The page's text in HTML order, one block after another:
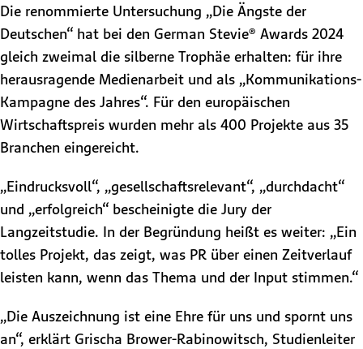
Die renommierte Untersuchung „Die Ängste der
Deutschen“ hat bei den German Stevie® Awards 2024
gleich zweimal die silberne Trophäe erhalten: für ihre
herausragende Medienarbeit und als „Kommunikations-
Kampagne des Jahres“. Für den europäischen
Wirtschaftspreis wurden mehr als 400 Projekte aus 35
Branchen eingereicht.
„Eindrucksvoll“, „gesellschaftsrelevant“, „durchdacht“
und „erfolgreich“ bescheinigte die Jury der
Langzeitstudie. In der Begründung heißt es weiter: „Ein
tolles Projekt, das zeigt, was PR über einen Zeitverlauf
leisten kann, wenn das Thema und der Input stimmen.“
„Die Auszeichnung ist eine Ehre für uns und spornt uns
an“, erklärt Grischa Brower-Rabinowitsch, Studienleiter